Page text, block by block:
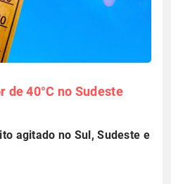
40°C no Sudeste
agitado no Sul, Sudeste e